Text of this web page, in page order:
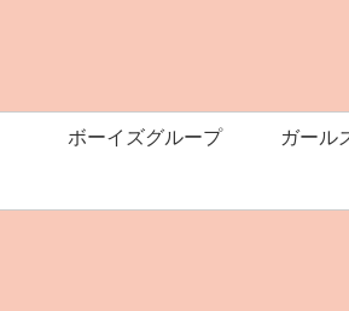
ボーイズグループ
ガール